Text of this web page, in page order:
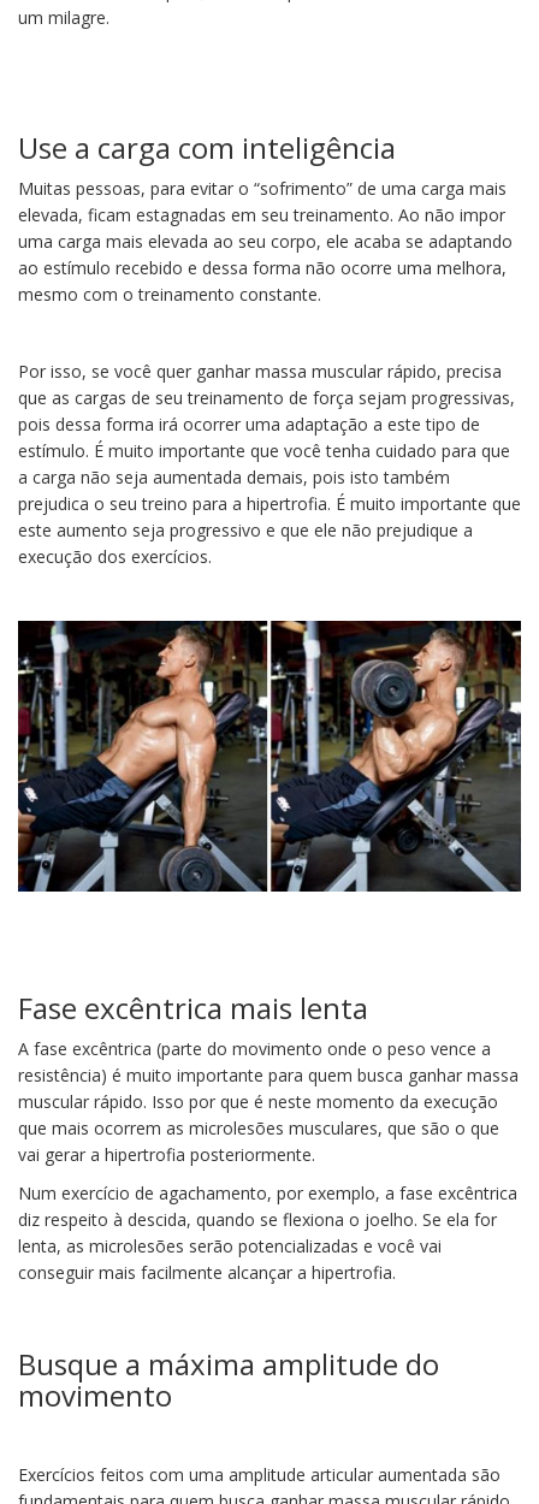
um milagre.
Use a carga com inteligência
Muitas pessoas, para evitar o “sofrimento” de uma carga mais
elevada, ficam estagnadas em seu treinamento. Ao não impor
uma carga mais elevada ao seu corpo, ele acaba se adaptando
ao estímulo recebido e dessa forma não ocorre uma melhora,
mesmo com o treinamento constante.
Por isso, se você quer ganhar massa muscular rápido, precisa
que as cargas de seu treinamento de força sejam progressivas,
pois dessa forma irá ocorrer uma adaptação a este tipo de
estímulo. É muito importante que você tenha cuidado para que
a carga não seja aumentada demais, pois isto também
prejudica o seu treino para a hipertrofia. É muito importante que
este aumento seja progressivo e que ele não prejudique a
execução dos exercícios.
Fase excêntrica mais lenta
A fase excêntrica (parte do movimento onde o peso vence a
resistência) é muito importante para quem busca ganhar massa
muscular rápido. Isso por que é neste momento da execução
que mais ocorrem as microlesões musculares, que são o que
vai gerar a hipertrofia posteriormente.
Num exercício de agachamento, por exemplo, a fase excêntrica
diz respeito à descida, quando se flexiona o joelho. Se ela for
lenta, as microlesões serão potencializadas e você vai
conseguir mais facilmente alcançar a hipertrofia.
Busque a máxima amplitude do
movimento
Exercícios feitos com uma amplitude articular aumentada são